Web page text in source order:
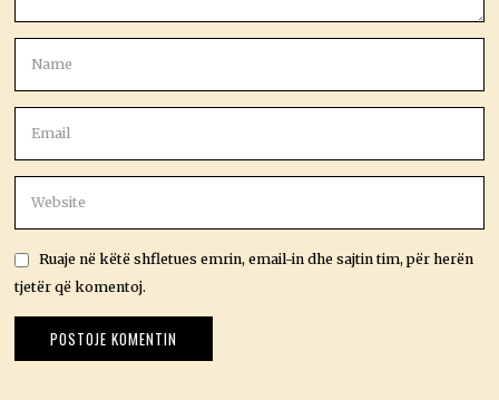
Ruaje në këtë shfletues emrin, email-in dhe sajtin tim, për herën
tjetër që komentoj.